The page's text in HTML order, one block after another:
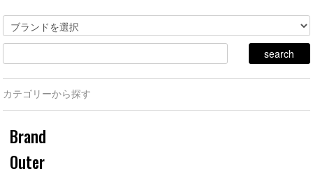
カテゴリーから探す
Brand
Outer